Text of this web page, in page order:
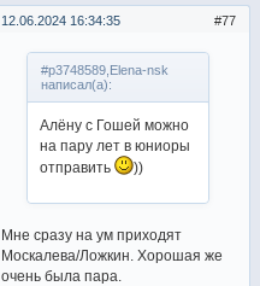
77
12.06.2024 16:34:35
#p3748589,Elena-nsk
написал(а):
Алёну с Гошей можно
на пару лет в юниоры
отправить
))
Мне сразу на ум приходят
Москалева/Ложкин. Хорошая же
очень была пара.